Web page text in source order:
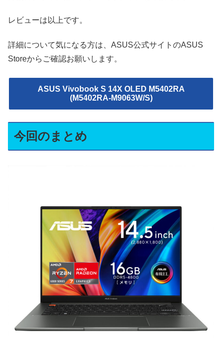
レビューは以上です。
詳細について気になる方は、ASUS公式サイトのASUS
Storeからご確認お願いします。
ASUS Vivobook S 14X OLED M5402RA
(M5402RA-M9063W/S)
今回のまとめ